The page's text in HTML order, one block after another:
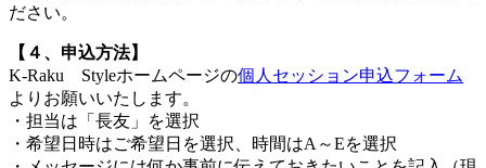
ださい。
【４、申込方法】
K-Raku Styleホームページの個人セッション申込フォーム
よりお願いいたします。
・担当は「長友」を選択
・希望日時はご希望日を選択、時間はA～Eを選択